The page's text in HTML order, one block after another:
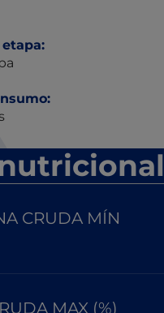
CRUDA MÍN
MAX (%)